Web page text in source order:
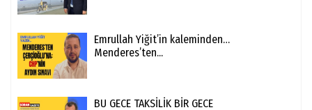
Emrullah Yiğit’in kaleminden…
Menderes’ten...
BU GECE TAKSİLİK BİR GECE